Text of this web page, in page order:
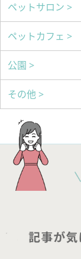
ペットサロン >
ペットカフェ >
公園 >
その他 >